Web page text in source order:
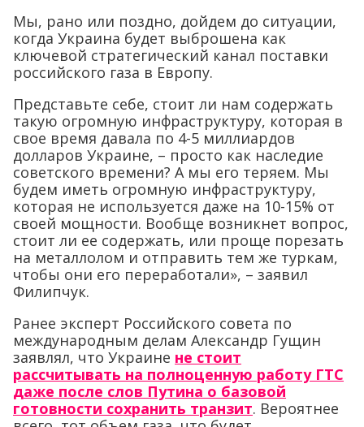
Мы, рано или поздно, дойдем до ситуации,
когда Украина будет выброшена как
ключевой стратегический канал поставки
российского газа в Европу.
Представьте себе, стоит ли нам содержать
такую огромную инфраструктуру, которая в
свое время давала по 4-5 миллиардов
долларов Украине, – просто как наследие
советского времени? А мы его теряем. Мы
будем иметь огромную инфраструктуру,
которая не используется даже на 10-15% от
своей мощности. Вообще возникнет вопрос,
стоит ли ее содержать, или проще порезать
на металлолом и отправить тем же туркам,
чтобы они его переработали», – заявил
Филипчук.
Ранее эксперт Российского совета по
международным делам Александр Гущин
заявлял, что Украине не стоит
рассчитывать на полноценную работу ГТС
даже после слов Путина о базовой
готовности сохранить транзит. Вероятнее